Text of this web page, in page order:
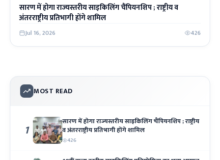
सारण में होगा राज्यस्तरीय साइकिलिंग चैंपियनशिप ; राष्ट्रीय व
अंतरराष्ट्रीय प्रतिभागी होंगे शामिल
Jul 16, 2026 426
MOST READ
1
सारण में होगा राज्यस्तरीय साइकिलिंग चैंपियनशिप ; राष्ट्रीय
व अंतरराष्ट्रीय प्रतिभागी होंगे शामिल
426